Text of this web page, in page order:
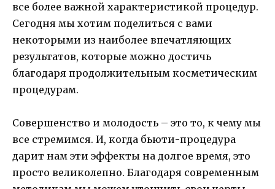
все более важной характеристикой процедур.
Сегодня мы хотим поделиться с вами
некоторыми из наиболее впечатляющих
результатов, которые можно достичь
благодаря продолжительным косметическим
процедурам.
Совершенство и молодость – это то, к чему мы
все стремимся. И, когда бьюти-процедура
дарит нам эти эффекты на долгое время, это
просто великолепно. Благодаря современным